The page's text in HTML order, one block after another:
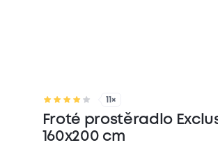
11×
Froté prostěradlo
160x200 cm